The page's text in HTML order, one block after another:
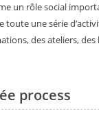
un rôle social
toute une série
des ateliers,
process